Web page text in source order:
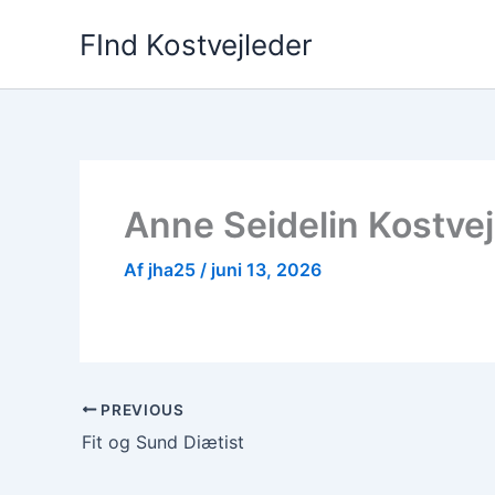
FInd Kostvejleder
Anne Seidelin
Af jha25 / juni 13, 2026
PREVIOUS
Fit og Sund Diætist